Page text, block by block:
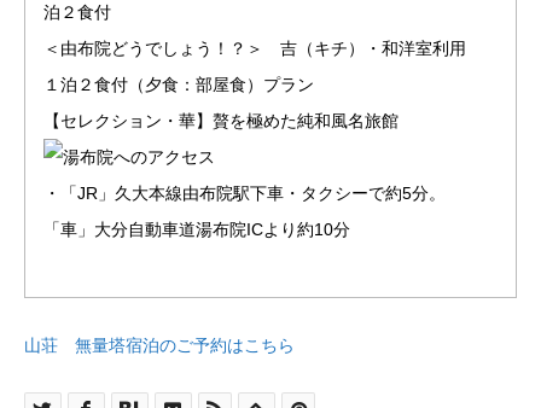
泊２食付
＜由布院どうでしょう！？＞ 吉（キチ）・和洋室利用
１泊２食付（夕食：部屋食）プラン
【セレクション・華】贅を極めた純和風名旅館
・「JR」久大本線由布院駅下車・タクシーで約5分。
「車」大分自動車道湯布院ICより約10分
山荘 無量塔宿泊のご予約はこちら